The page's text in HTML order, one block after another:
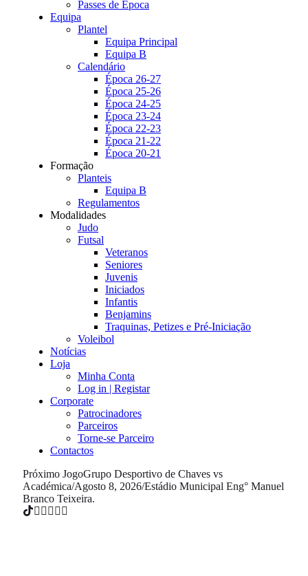
Passes de Época
Equipa
Plantel
Equipa Principal
Equipa B
Calendário
Época 26-27
Época 25-26
Época 24-25
Época 23-24
Época 22-23
Época 21-22
Época 20-21
Formação
Planteis
Equipa B
Regulamentos
Modalidades
Judo
Futsal
Veteranos
Seniores
Juvenis
Iniciados
Infantis
Benjamins
Traquinas, Petizes e Pré-Iniciação
Voleibol
Notícias
Loja
Minha Conta
Log in | Registar
Corporate
Patrocinadores
Parceiros
Torne-se Parceiro
Contactos
Próximo JogoGrupo Desportivo de Chaves vs
Académica/Agosto 8, 2026/Estádio Municipal Eng° Manuel
Branco Teixeira.